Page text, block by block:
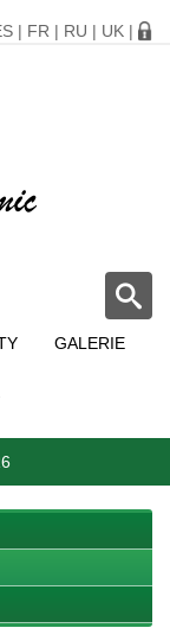
| FR | RU | UK |
GALERIE